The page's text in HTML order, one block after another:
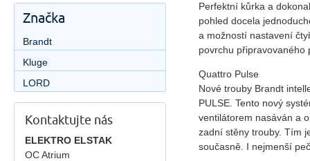
Perfektní kůrka a
pohled docela
a možností nastavení
povrchu připravovaného
Quattro Pulse
Nové trouby Brandt
PULSE. Tento nový
ventilátorem nasáván a
zadní stěny trouby. Tím
současně. I nejmenší
Značka
Brandt
Kluge
LORD
Kontaktujte nás
ELEKTRO ELSTAK
OC Atrium